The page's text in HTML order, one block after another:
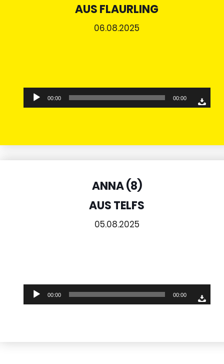
AUS FLAURLING
06.08.2025
Audio-
Player
00:00 00:00
ANNA (8)
AUS TELFS
05.08.2025
Audio-
Player
00:00 00:00